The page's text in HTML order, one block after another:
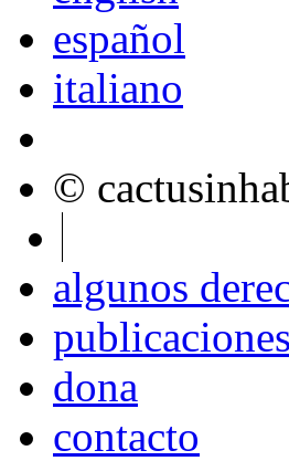
español
italiano
©
algunos
publicaciones
dona
contacto